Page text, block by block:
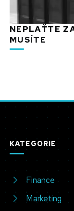
NEPLAŤTE
MUSÍTE
KATEGORIE
Finance
Marketing